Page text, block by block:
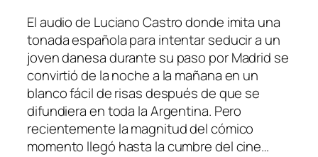
El audio de Luciano Castro donde imita una
tonada española para intentar seducir a un
joven danesa durante su paso por Madrid se
convirtió de la noche a la mañana en un
blanco fácil de risas después de que se
difundiera en toda la Argentina. Pero
recientemente la magnitud del cómico
momento llegó hasta la cumbre del cine…